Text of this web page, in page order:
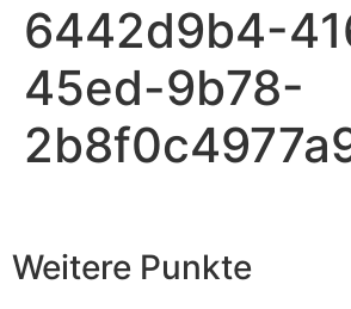
6442d9b4-
45ed-9b78-
Weitere Punkte